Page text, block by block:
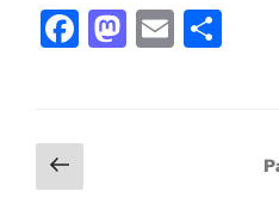
à
F
e
b
M E
Pagination
des
Page
précédente